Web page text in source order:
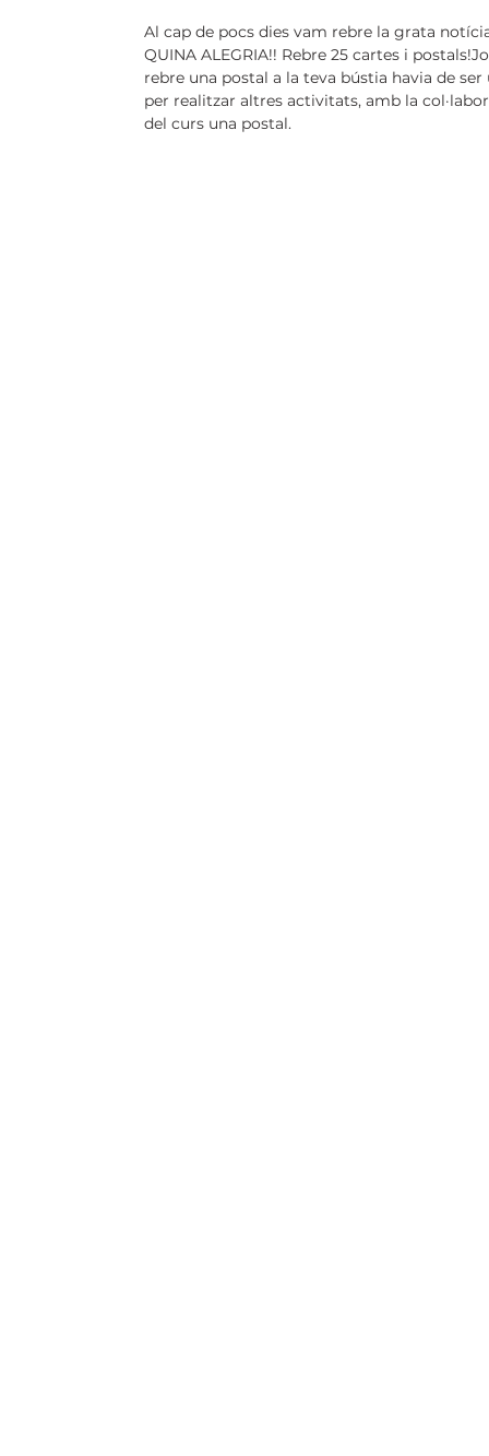
Al cap de pocs dies vam rebre la grata
QUINA ALEGRIA!! Rebre 25 cartes i
rebre una postal a la teva bústia havia de
per realitzar altres activitats, amb la
del curs una postal.